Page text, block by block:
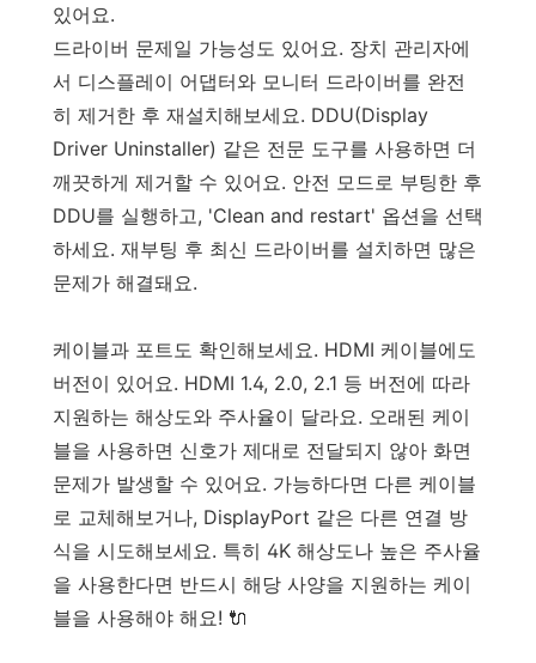
있어요.
드라이버 문제일 가능성도 있어요. 장치 관리자에
서 디스플레이 어댑터와 모니터 드라이버를 완전
히 제거한 후 재설치해보세요. DDU(Display
Driver Uninstaller) 같은 전문 도구를 사용하면 더
깨끗하게 제거할 수 있어요. 안전 모드로 부팅한 후
DDU를 실행하고, 'Clean and restart' 옵션을 선택
하세요. 재부팅 후 최신 드라이버를 설치하면 많은
문제가 해결돼요.
케이블과 포트도 확인해보세요. HDMI 케이블에도
버전이 있어요. HDMI 1.4, 2.0, 2.1 등 버전에 따라
지원하는 해상도와 주사율이 달라요. 오래된 케이
블을 사용하면 신호가 제대로 전달되지 않아 화면
문제가 발생할 수 있어요. 가능하다면 다른 케이블
로 교체해보거나, DisplayPort 같은 다른 연결 방
식을 시도해보세요. 특히 4K 해상도나 높은 주사율
을 사용한다면 반드시 해당 사양을 지원하는 케이
블을 사용해야 해요! 🔌